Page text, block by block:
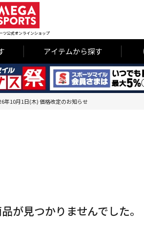
ツ公式オンラインショップ
アイテムから探す
年10月1日(木) 価格改定のお知らせ
が見つかりませんでした。